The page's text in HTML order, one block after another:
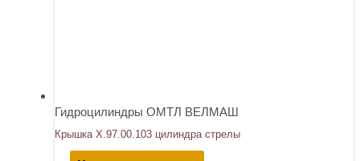
Гидроцилиндры ОМТЛ ВЕЛМАШ
Крышка Х.97.00.103 цилиндра стрелы